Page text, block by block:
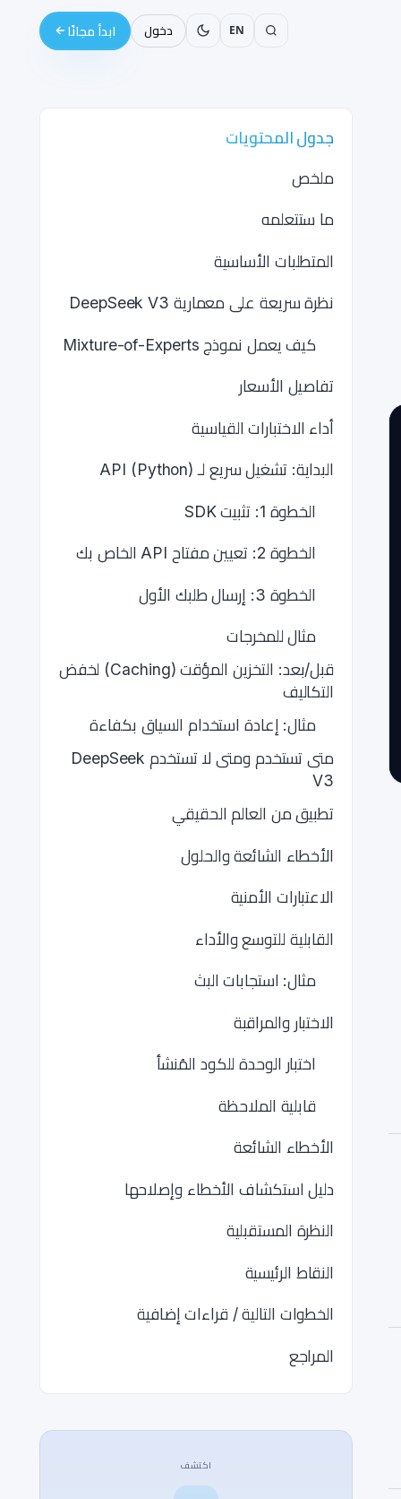
EN دخول ابدأ مجانًا
جدول المحتويات
ملخص
ما ستتعلمه
المتطلبات الأساسية
نظرة سريعة على معمارية DeepSeek V3
كيف يعمل نموذج Mixture-of-Experts
تفاصيل الأسعار
أداء الاختبارات القياسية
البداية: تشغيل سريع لـ API (Python)
الخطوة 1: تثبيت SDK
الخطوة 2: تعيين مفتاح API الخاص بك
الخطوة 3: إرسال طلبك الأول
مثال للمخرجات
قبل/بعد: التخزين المؤقت (Caching) لخفض
التكاليف
مثال: إعادة استخدام السياق بكفاءة
متى تستخدم ومتى لا تستخدم DeepSeek
V3
تطبيق من العالم الحقيقي
الأخطاء الشائعة والحلول
الاعتبارات الأمنية
القابلية للتوسع والأداء
مثال: استجابات البث
الاختبار والمراقبة
اختبار الوحدة للكود المُنشأ
قابلية الملاحظة
الأخطاء الشائعة
دليل استكشاف الأخطاء وإصلاحها
النظرة المستقبلية
النقاط الرئيسية
الخطوات التالية / قراءات إضافية
المراجع
اكتشف